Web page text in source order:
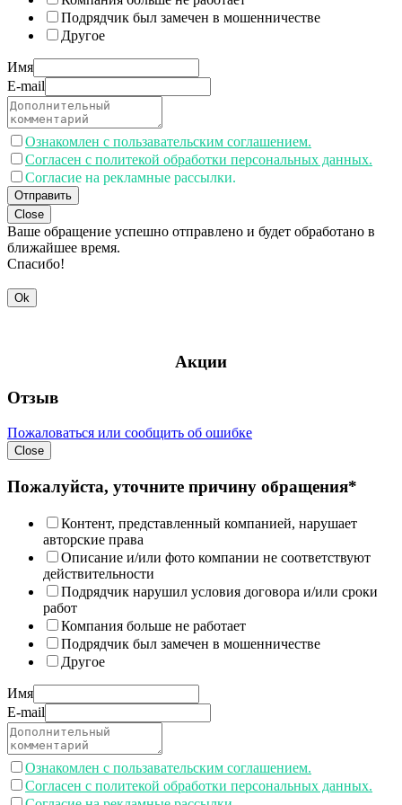
Подрядчик был замечен в мошенничестве
Другое
Имя
E-mail
Ознакомлен с пользавательским соглашением.
Согласен с политекой обработки персональных данных.
Согласие на рекламные рассылки.
Отправить
Close
Ваше обращение успешно отправлено и будет обработано в
ближайшее время.
Спасибо!
Ok
Акции
Отзыв
Пожаловаться или сообщить об ошибке
Close
Пожалуйста, уточните причину обращения*
Контент, представленный компанией, нарушает
авторские права
Описание и/или фото компании не соответствуют
действительности
Подрядчик нарушил условия договора и/или сроки
работ
Компания больше не работает
Подрядчик был замечен в мошенничестве
Другое
Имя
E-mail
Ознакомлен с пользавательским соглашением.
Согласен с политекой обработки персональных данных.